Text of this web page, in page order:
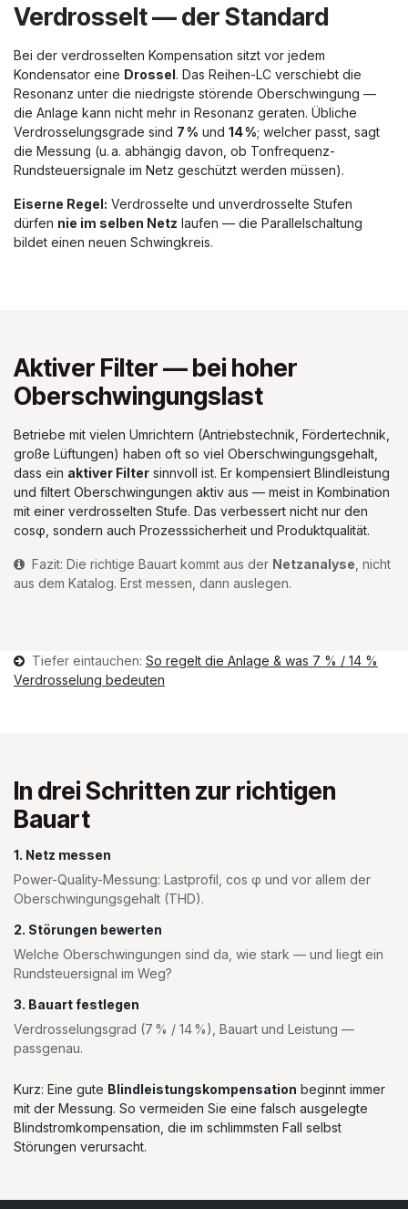
Verdrosselt — der Standard
Bei der verdrosselten Kompensation sitzt vor jedem
Kondensator eine Drossel. Das Reihen-LC verschiebt die
Resonanz unter die niedrigste störende Oberschwingung —
die Anlage kann nicht mehr in Resonanz geraten. Übliche
Verdrosselungsgrade sind 7 % und 14 %; welcher passt, sagt
die Messung (u. a. abhängig davon, ob Tonfrequenz-
Rundsteuersignale im Netz geschützt werden müssen).
Eiserne Regel: Verdrosselte und unverdrosselte Stufen
dürfen nie im selben Netz laufen — die Parallelschaltung
bildet einen neuen Schwingkreis.
Aktiver Filter — bei hoher
Oberschwingungslast
Betriebe mit vielen Umrichtern (Antriebstechnik, Fördertechnik,
große Lüftungen) haben oft so viel Oberschwingungsgehalt,
dass ein aktiver Filter sinnvoll ist. Er kompensiert Blindleistung
und filtert Oberschwingungen aktiv aus — meist in Kombination
mit einer verdrosselten Stufe. Das verbessert nicht nur den
cosφ, sondern auch Prozesssicherheit und Produktqualität.
Fazit: Die richtige Bauart kommt aus der Netzanalyse , nicht
aus dem Katalog. Erst messen, dann auslegen.
Tiefer eintauchen: So regelt die Anlage & was 7 % / 14 %
Verdrosselung bedeuten
In drei Schritten zur richtigen
Bauart
1. Netz messen
Power-Quality-Messung: Lastprofil, cos φ und vor allem der
Oberschwingungsgehalt (THD).
2. Störungen bewerten
Welche Oberschwingungen sind da, wie stark — und liegt ein
Rundsteuersignal im Weg?
3. Bauart festlegen
Verdrosselungsgrad (7 % / 14 %), Bauart und Leistung —
passgenau.
Kurz: Eine gute Blindleistungskompensation beginnt immer
mit der Messung. So vermeiden Sie eine falsch ausgelegte
Blindstromkompensation, die im schlimmsten Fall selbst
Störungen verursacht.